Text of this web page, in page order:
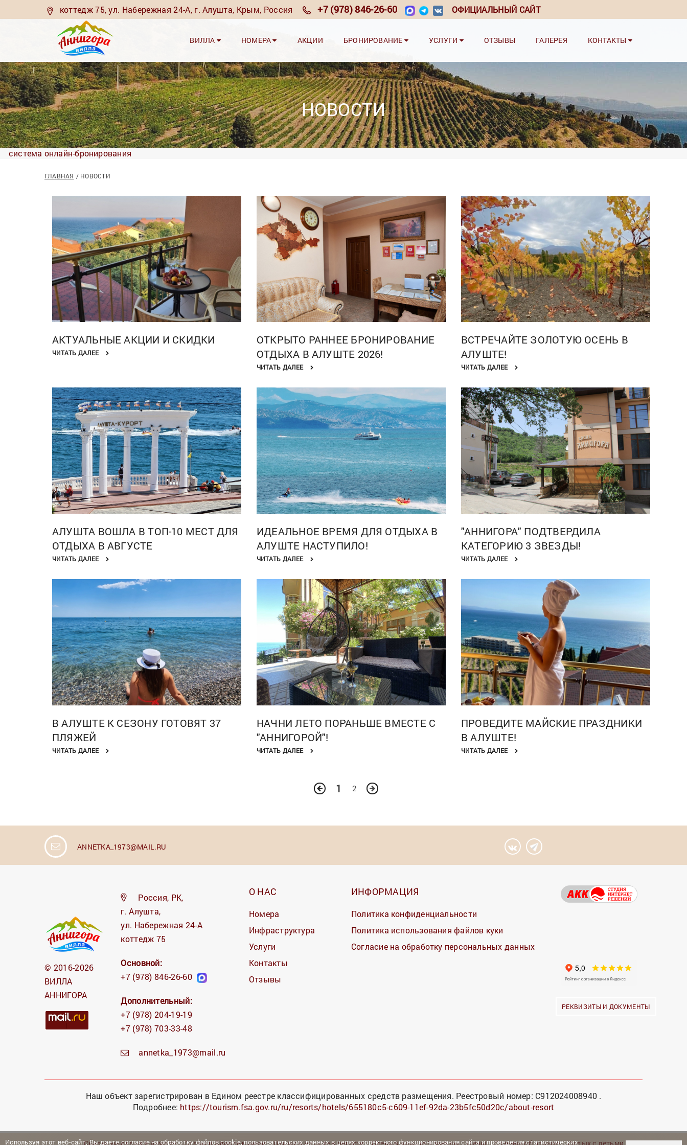
коттедж 75, ул. Набережная 24-А, г. Алушта, Крым, Россия +7 (978) 846-26-60 ОФИЦИАЛЬНЫЙ САЙТ
ВИЛЛА НОМЕРА АКЦИИ БРОНИРОВАНИЕ УСЛУГИ ОТЗЫВЫ ГАЛЕРЕЯ КОНТАКТЫ
НОВОСТИ
система онлайн-бронирования
ГЛАВНАЯ НОВОСТИ
АКТУАЛЬНЫЕ АКЦИИ И СКИДКИ
ЧИТАТЬ ДАЛЕЕ
ОТКРЫТО РАННЕЕ БРОНИРОВАНИЕ
ОТДЫХА В АЛУШТЕ 2026!
ЧИТАТЬ ДАЛЕЕ
ВСТРЕЧАЙТЕ ЗОЛОТУЮ ОСЕНЬ В
АЛУШТЕ!
ЧИТАТЬ ДАЛЕЕ
АЛУШТА ВОШЛА В ТОП-10 МЕСТ ДЛЯ
ОТДЫХА В АВГУСТЕ
ЧИТАТЬ ДАЛЕЕ
ИДЕАЛЬНОЕ ВРЕМЯ ДЛЯ ОТДЫХА В
АЛУШТЕ НАСТУПИЛО!
ЧИТАТЬ ДАЛЕЕ
"АННИГОРА" ПОДТВЕРДИЛА
КАТЕГОРИЮ 3 ЗВЕЗДЫ!
ЧИТАТЬ ДАЛЕЕ
В АЛУШТЕ К СЕЗОНУ ГОТОВЯТ 37
ПЛЯЖЕЙ
ЧИТАТЬ ДАЛЕЕ
НАЧНИ ЛЕТО ПОРАНЬШЕ ВМЕСТЕ С
"АННИГОРОЙ"!
ЧИТАТЬ ДАЛЕЕ
ПРОВЕДИТЕ МАЙСКИЕ ПРАЗДНИКИ
В АЛУШТЕ!
ЧИТАТЬ ДАЛЕЕ
1 2
ANNETKA_1973@MAIL.RU
© 2016-2026
ВИЛЛА
АННИГОРА
Россия, РК,
г. Алушта,
ул. Набережная 24-А
коттедж 75
Основной:
+7 (978) 846-26-60
Дополнительный:
+7 (978) 204-19-19
+7 (978) 703-33-48
annetka_1973@mail.ru
О НАС
Номера
Инфраструктура
Услуги
Контакты
Отзывы
ИНФОРМАЦИЯ
Политика конфиденциальности
Политика использования файлов куки
Согласие на обработку персональных данных
РЕКВИЗИТЫ И ДОКУМЕНТЫ
Наш объект зарегистрирован в Едином реестре классифицированных средств размещения. Реестровый номер: С912024008940 .
Подробнее: https://tourism.fsa.gov.ru/ru/resorts/hotels/655180c5-c609-11ef-92da-23b5fc50d20c/about-resort
Используя этот веб-сайт, Вы даете согласие наобработку файлов cookie,пользовательских данныхв целях корректного функционирования сайта и проведения статистических